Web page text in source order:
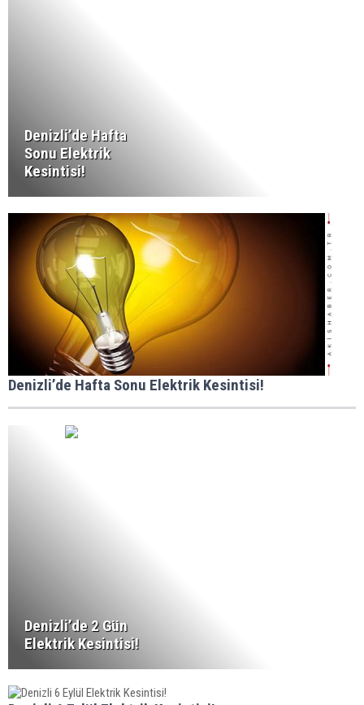
Denizli’de Hafta
Sonu Elektrik
Kesintisi!
Denizli’de Hafta Sonu Elektrik Kesintisi!
Denizli’de 2 Gün
Elektrik Kesintisi!